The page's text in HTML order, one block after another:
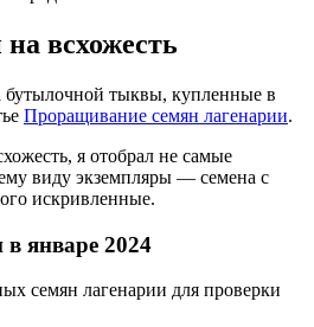
всхожесть
бутылочной тыквы, купленные в
Проращивание семян лагенарии.
я отобрал не самые
виду экземпляры — семена с
искривленные.
в январе 2024
семян лагенарии для проверки